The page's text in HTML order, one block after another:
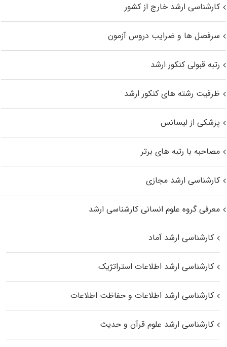
کارشناسی ارشد خارج از کشور
سرفصل ها و ضرایب دروس آزمون
رتبه قبولی کنکور ارشد
ظرفیت رشته های کنکور ارشد
پزشکی از لیسانس
مصاحبه با رتبه های برتر
کارشناسی ارشد مجازی
معرفی گروه علوم انسانی کارشناسی ارشد
کارشناسی ارشد آماد
کارشناسی ارشد اطلاعات استراتژیک
کارشناسی ارشد اطلاعات و حفاظت اطلاعات
کارشناسی ارشد علوم قرآن و حدیث